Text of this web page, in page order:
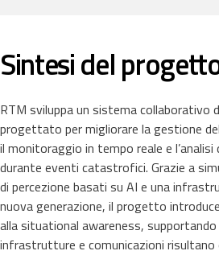
Sintesi del
RTM sviluppa un sistema collaborativo
progettato per migliorare la gestione
il monitoraggio in tempo reale e
durante eventi catastrofici. Grazie a
di percezione basati su AI e una
nuova generazione, il progetto
alla situational awareness,
infrastrutture e comunicazioni risultano